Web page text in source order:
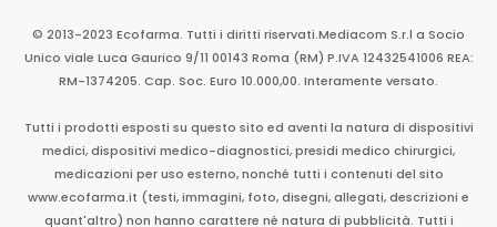
© 2013-2023 Ecofarma. Tutti i diritti riservati.Mediacom S.r.l a Socio
Unico viale Luca Gaurico 9/11 00143 Roma (RM) P.IVA 12432541006 REA:
RM-1374205. Cap. Soc. Euro 10.000,00. Interamente versato.
Tutti i prodotti esposti su questo sito ed aventi la natura di dispositivi
medici, dispositivi medico-diagnostici, presidi medico chirurgici,
medicazioni per uso esterno, nonché tutti i contenuti del sito
www.ecofarma.it (testi, immagini, foto, disegni, allegati, descrizioni e
quant'altro) non hanno carattere né natura di pubblicità. Tutti i